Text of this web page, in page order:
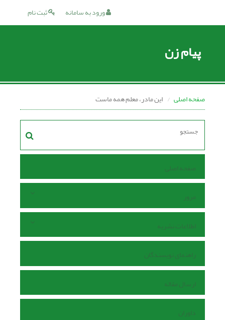
ثبت نام ورود به سامانه
پیام زن
صفحه اصلی این مادر، معلم همه ماست
صفحه اصلی
مرور
اطلاعات نشریه
راهنمای نویسندگان
ارسال مقاله
داوران